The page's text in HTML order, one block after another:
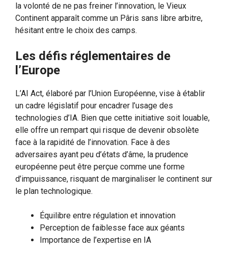
la volonté de ne pas freiner l’innovation, le Vieux
Continent apparaît comme un Pâris sans libre arbitre,
hésitant entre le choix des camps.
Les défis réglementaires de
l’Europe
L’AI Act, élaboré par l’Union Européenne, vise à établir
un cadre législatif pour encadrer l’usage des
technologies d’IA. Bien que cette initiative soit louable,
elle offre un rempart qui risque de devenir obsolète
face à la rapidité de l’innovation. Face à des
adversaires ayant peu d’états d’âme, la prudence
européenne peut être perçue comme une forme
d’impuissance, risquant de marginaliser le continent sur
le plan technologique.
Équilibre entre régulation et innovation
Perception de faiblesse face aux géants
Importance de l’expertise en IA